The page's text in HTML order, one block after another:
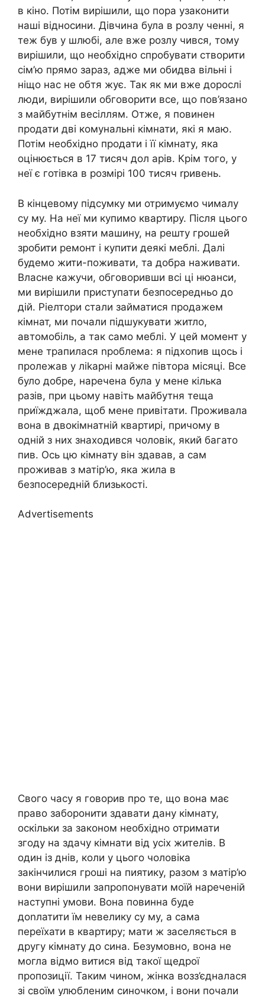
в кіно. Потім вирішили, що пора узаконити
наші відносини. Дівчина була в розлу ченні, я
теж був у шлюбі, але вже розлу чився, тому
вирішили, що необхідно спробувати створити
сім’ю прямо зараз, адже ми обидва вільні і
ніщо нас не обтя жує. Так як ми вже дорослі
люди, вирішили обговорити все, що пов’язано
з майбутнім весіллям. Отже, я повинен
продати дві комунальні кімнати, які я маю.
Потім необхідно продати і її кімнату, яка
оцінюється в 17 тисяч дол арів. Крім того, у
неї є готівка в розмірі 100 тисяч rривень.
В кінцевому підсумку ми отримуємо чималу
су му. На неї ми купимо квартиру. Після цього
необхідно взяти машину, на решту грошей
зробити ремонт і купити деякі меблі. Далі
будемо жити-поживати, та добра наживати.
Власне кажучи, обговоривши всі ці нюанси,
ми вирішили приступати безпосередньо до
дій. Ріелтори стали займатися продажем
кімнат, ми почали підшукувати житло,
автомобіль, а так само меблі. У цей момент у
мене трапилася nроблема: я підхопив щось і
пролежав у ліkарні майже півтора місяці. Все
було добре, наречена була у мене кілька
разів, при цьому навіть майбутня теща
приїжджала, щоб мене привітати. Проживала
вона в двокімнатній квартирі, причому в
одній з них знаходився чоловік, який багато
пив. Ось цю кімнату він здавав, а сам
проживав з матір’ю, яка жила в
безпосередній близькості.
Advertisements
Свого часу я говорив про те, що вона має
право заборонити здавати дану кімнату,
оскільки за законом необхідно отримати
згоду на здачу кімнати від усіх жителів. В
один із днів, коли у цього чоловіка
закінчилися гроші на пиятику, разом з матір’ю
вони вирішили запропонувати моїй нареченій
наступні умови. Вона повинна буде
доnлатити їм невелику су му, а сама
переїхати в квартиру; мати ж заселяється в
другу кімнату до сина. Безумовно, вона не
могла відмо витися від такої щедрої
пропозиції. Таким чином, жінка возз’єдналася
зі своїм улюбленим синочком, і вони почали